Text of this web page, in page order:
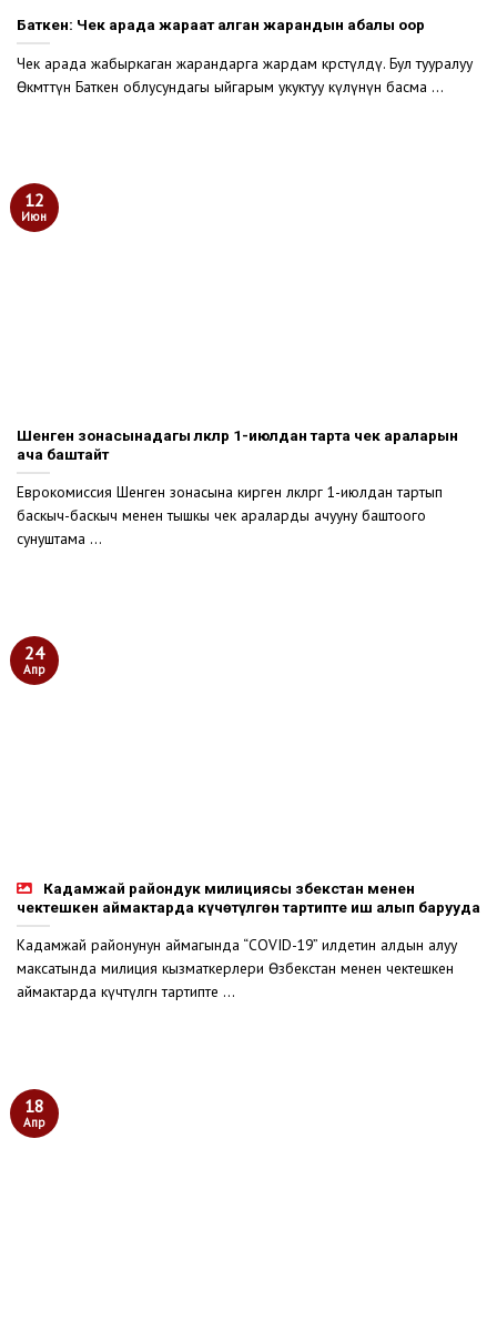
Баткен: Чек арада жараат алган жарандын абалы оор
Чек арада жабыркаган жарандарга жардам көрсөтүлдү. Бул тууралуу
Өкмөттүн Баткен облусундагы ыйгарым укуктуу өкүлүнүн басма ...
Шенген зонасынадагы өлкөлөр 1-июлдан тарта чек араларын
ача баштайт
Еврокомиссия Шенген зонасына кирген өлкөлөргө 1-июлдан тартып
баскыч-баскыч менен тышкы чек араларды ачууну баштоого
сунуштама ...
12
Июн
Кадамжай райондук милициясы Өзбекстан менен
чектешкен аймактарда күчөтүлгөн тартипте иш алып барууда
Кадамжай районунун аймагында “COVID-19” илдетин алдын алуу
максатында милиция кызматкерлери Өзбекстан менен чектешкен
аймактарда күчөтүлгөн тартипте ...
24
Апр
18
Апр